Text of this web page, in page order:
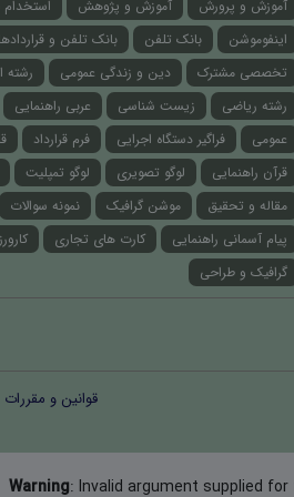
آموزش و پرورش آموزش و پژوهش استخدام
اینفوموشن
بانک تلفن بانک تلفن و قراردادها
تخصصی مشترک
دین و زندگی عمومی رشته
رشته ریاضی
زیست شناسی عربی راهنمایی
عمومی
فراگیر دستگاه اجرایی فرم قرارداد
قرآن راهنمایی
لوگو تصویری لوگو تمپلیت
مقاله و تحقیق
موشن گرافیک نمونه سوالات
پیام آسمانی راهنمایی
کارت های تجاری
گرافیک و طراحی
قوانین و مقررات
Warning: Invalid argument supplied